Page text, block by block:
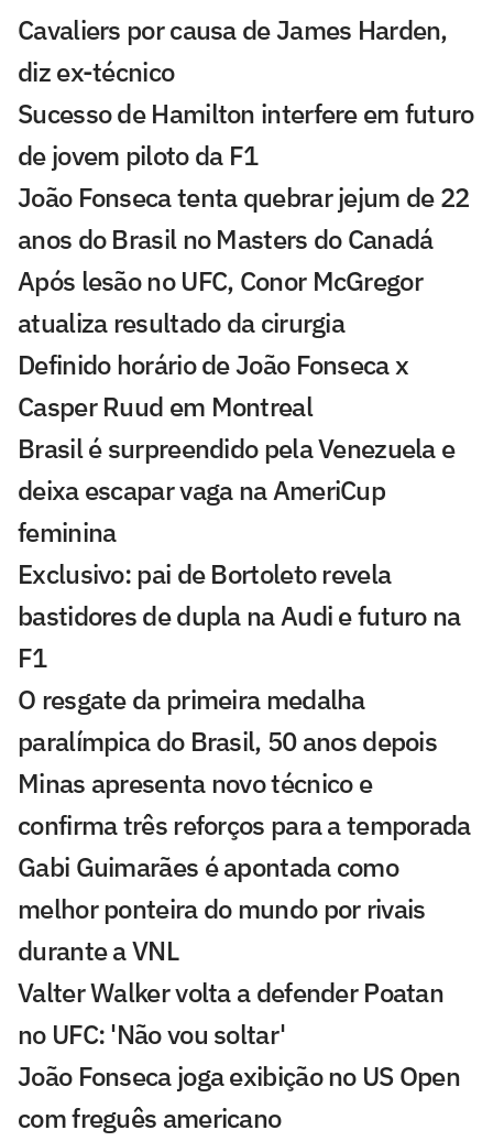
Cavaliers por causa de James Harden,
diz ex-técnico
Sucesso de Hamilton interfere em futuro
de jovem piloto da F1
João Fonseca tenta quebrar jejum de 22
anos do Brasil no Masters do Canadá
Após lesão no UFC, Conor McGregor
atualiza resultado da cirurgia
Definido horário de João Fonseca x
Casper Ruud em Montreal
Brasil é surpreendido pela Venezuela e
deixa escapar vaga na AmeriCup
feminina
Exclusivo: pai de Bortoleto revela
bastidores de dupla na Audi e futuro na
F1
O resgate da primeira medalha
paralímpica do Brasil, 50 anos depois
Minas apresenta novo técnico e
confirma três reforços para a temporada
Gabi Guimarães é apontada como
melhor ponteira do mundo por rivais
durante a VNL
Valter Walker volta a defender Poatan
no UFC: 'Não vou soltar'
João Fonseca joga exibição no US Open
com freguês americano